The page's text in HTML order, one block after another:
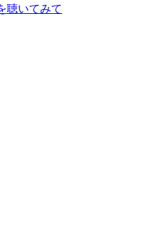
聴いてみて